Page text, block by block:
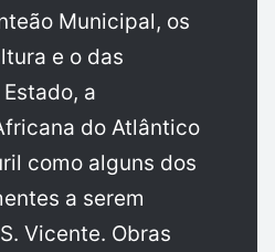
Municipal, os
e o das
a
do Atlântico
como alguns dos
a serem
Vicente. Obras